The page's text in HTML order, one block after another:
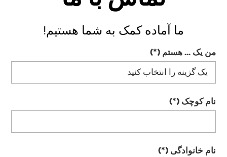
ما آماده کمک به شما هستیم!
من یک ... هستم
نام کوچک
نام خانوادگی